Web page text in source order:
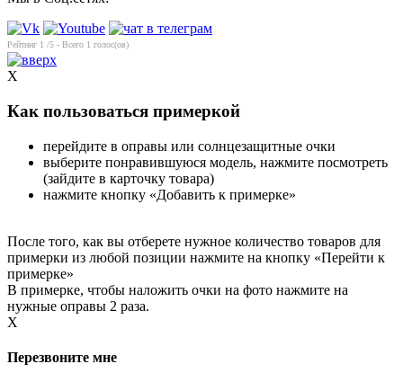
Рейтинг 1 /5 - Всего 1 голос(ов)
X
Как пользоваться примеркой
перейдите в оправы или солнцезащитные очки
выберите понравившуюся модель, нажмите посмотреть
(зайдите в карточку товара)
нажмите кнопку «Добавить к примерке»
После того, как вы отберете нужное количество товаров для
примерки из любой позиции нажмите на кнопку «Перейти к
примерке»
В примерке, чтобы наложить очки на фото нажмите на
нужные оправы 2 раза.
X
Перезвоните мне